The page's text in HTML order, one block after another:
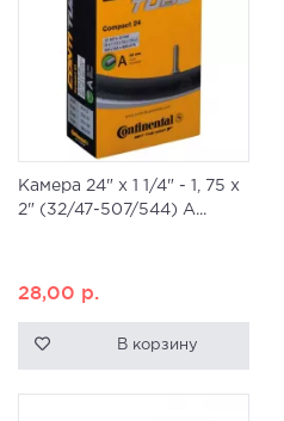
Камера 24" x 1 1/4" - 1, 75 x
2" (32/47-507/544) A...
28,00 р.
В корзину